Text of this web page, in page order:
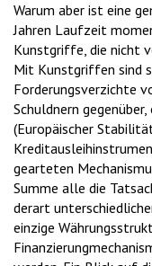
Warum aber ist eine
Jahren Laufzeit
Kunstgriffe, die nicht
Mit Kunstgriffen sind
Forderungsverzichte
Schuldnern
(Europäischer
gearteten
Summe alle die
derart
einzige